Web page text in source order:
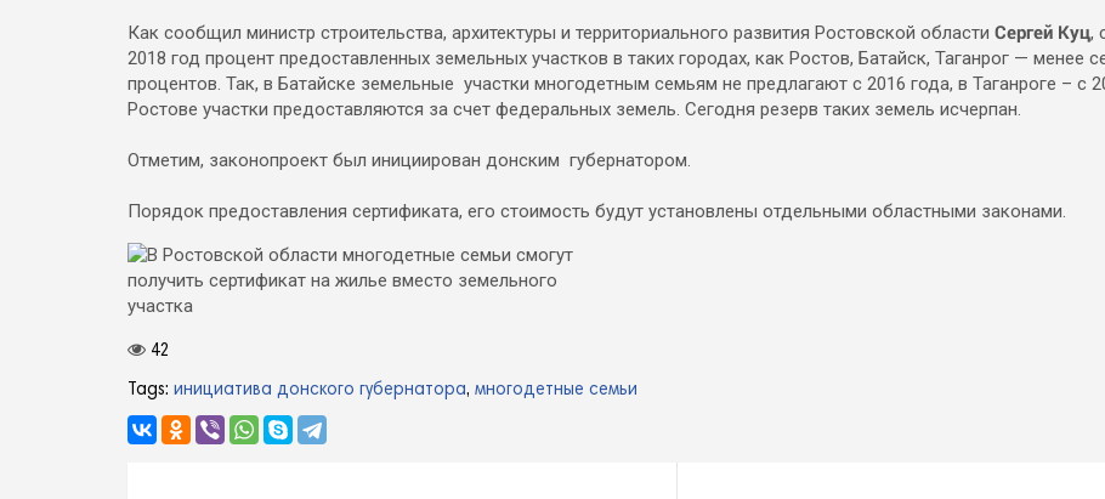
Как сообщил министр строительства, архитектуры и территориального развития Ростовской области Сергей Куц,
2018 год процент предоставленных земельных участков в таких городах, как Ростов, Батайск, Таганрог — менее
процентов. Так, в Батайске земельные участки многодетным семьям не предлагают с 2016 года, в Таганроге – с
Ростове участки предоставляются за счет федеральных земель. Сегодня резерв таких земель исчерпан.
Отметим, законопроект был инициирован донским губернатором.
Порядок предоставления сертификата, его стоимость будут установлены отдельными областными законами.
42
Tags: инициатива донского губернатора, многодетные семьи